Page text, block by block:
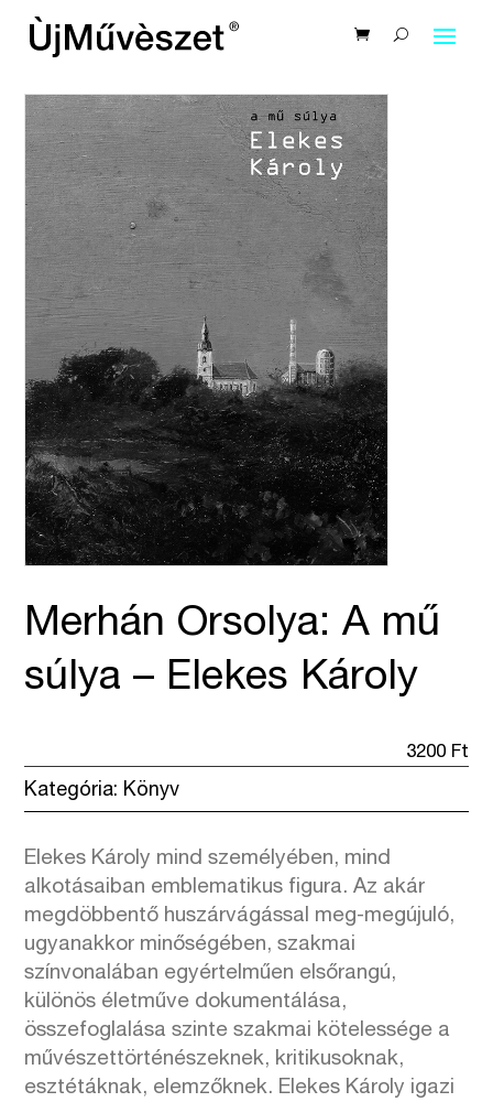
Merhán Orsolya: A mű
súlya – Elekes Károly
3200 Ft
Kategória: Könyv
Elekes Károly mind személyében, mind
alkotásaiban emblematikus figura. Az akár
megdöbbentő huszárvágással meg-megújuló,
ugyanakkor minőségében, szakmai
színvonalában egyértelműen elsőrangú,
különös életműve dokumentálása,
összefoglalása szinte szakmai kötelessége a
művészettörténészeknek, kritikusoknak,
esztétáknak, elemzőknek. Elekes Károly igazi